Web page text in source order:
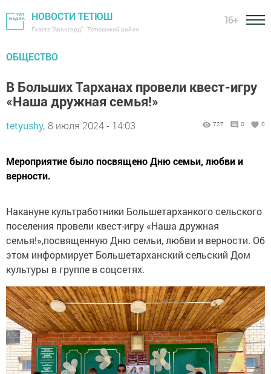
НОВОСТИ ТЕТЮШ
Газета "Авангард" - Тетюшский район
16+
ОБЩЕСТВО
В Больших Тарханах провели квест-игру
«Наша дружная семья!»
tetyushy, 8 июля 2024 - 14:03 727 0 0
Мероприятие было посвящено Дню семьи, любви и
верности.
Накануне культработники Большетарханкого сельского
поселения провели квест-игру «Наша дружная
семья!»,посвященную Дню семьи, любви и верности. Об
этом информирует Большетарханский сельский Дом
культуры в группе в соцсетях.